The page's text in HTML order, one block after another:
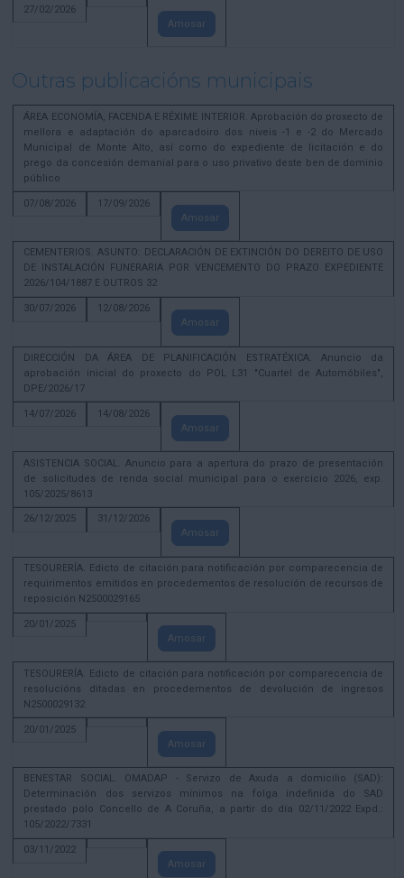
27/02/2026
Amosar
Outras publicacións municipais
ÁREA ECONOMÍA, FACENDA E RÉXIME INTERIOR. Aprobación do proxecto de
mellora e adaptación do aparcadoiro dos niveis -1 e -2 do Mercado
Municipal de Monte Alto, así como do expediente de licitación e do
prego da concesión demanial para o uso privativo deste ben de dominio
público
07/08/2026
17/09/2026
Amosar
CEMENTERIOS. ASUNTO: DECLARACIÓN DE EXTINCIÓN DO DEREITO DE USO
DE INSTALACIÓN FUNERARIA POR VENCEMENTO DO PRAZO EXPEDIENTE
2026/104/1887 E OUTROS 32
30/07/2026
12/08/2026
Amosar
DIRECCIÓN DA ÁREA DE PLANIFICACIÓN ESTRATÉXICA. Anuncio da
aprobación inicial do proxecto do POL L31 "Cuartel de Automóbiles",
DPE/2026/17
14/07/2026
14/08/2026
Amosar
ASISTENCIA SOCIAL. Anuncio para a apertura do prazo de presentación
de solicitudes de renda social municipal para o exercicio 2026, exp.
105/2025/8613
26/12/2025
31/12/2026
Amosar
TESOURERÍA. Edicto de citación para notificación por comparecencia de
requirimentos emitidos en procedementos de resolución de recursos de
reposición N2500029165
20/01/2025
Amosar
TESOURERÍA. Edicto de citación para notificación por comparecencia de
resolucións ditadas en procedementos de devolución de ingresos
N2500029132
20/01/2025
Amosar
BENESTAR SOCIAL. OMADAP - Servizo de Axuda a domicilio (SAD):
Determinación dos servizos mínimos na folga indefinida do SAD
prestado polo Concello de A Coruña, a partir do día 02/11/2022 Expd.:
105/2022/7331
03/11/2022
Amosar